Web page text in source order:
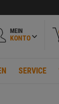
MEIN
KONTO
SERVICE